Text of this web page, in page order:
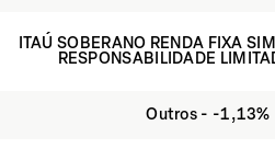
ITAÚ SOBERANO RENDA FIXA
RESPONSABILIDADE
Outros - -1,13%